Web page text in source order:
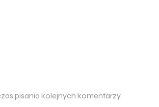
pisania kolejnych komentarzy.